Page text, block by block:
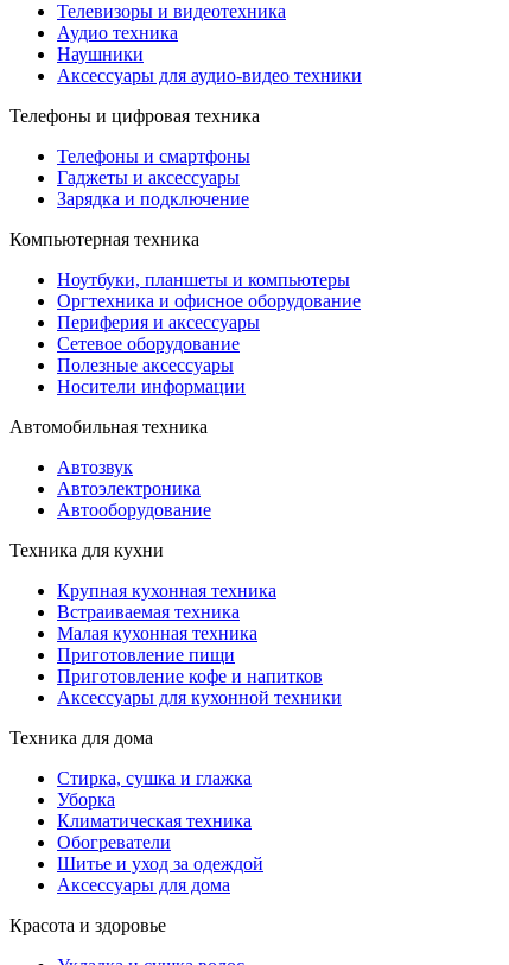
Телевизоры и видеотехника
Аудио техника
Наушники
Аксессуары для аудио-видео техники
Телефоны и цифровая техника
Телефоны и смартфоны
Гаджеты и аксессуары
Зарядка и подключение
Компьютерная техника
Ноутбуки, планшеты и компьютеры
Оргтехника и офисное оборудование
Периферия и аксессуары
Cетевое оборудование
Полезные аксессуары
Носители информации
Автомобильная техника
Автозвук
Автоэлектроника
Автооборудование
Техника для кухни
Крупная кухонная техника
Встраиваемая техника
Малая кухонная техника
Приготовление пищи
Приготовление кофе и напитков
Аксессуары для кухонной техники
Техника для дома
Стирка, сушка и глажка
Уборка
Климатическая техника
Обогреватели
Шитье и уход за одеждой
Аксессуары для дома
Красота и здоровье